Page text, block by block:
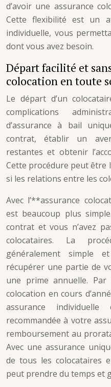
d’avoir une assurance
Cette flexibilité est un
individuelle, vous
dont vous avez besoin.
Départ facilité et
colocation en toute
Le départ d’un
complications
d’assurance à bail
contrat, établir un
restantes et obtenir
Cette procédure peut
si les relations entre les
Avec l’**assurance
est beaucoup plus
contrat et vous n’avez
colocataires. La
généralement simple
récupérer une partie de
une prime annuelle.
colocation en cours
assurance
recommandée à votre
remboursement au
Avec une assurance
de tous les colocataires
peut prendre du temps et